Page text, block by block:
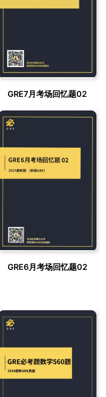
GRE7月考场回忆题02
GRE6月考场回忆题02